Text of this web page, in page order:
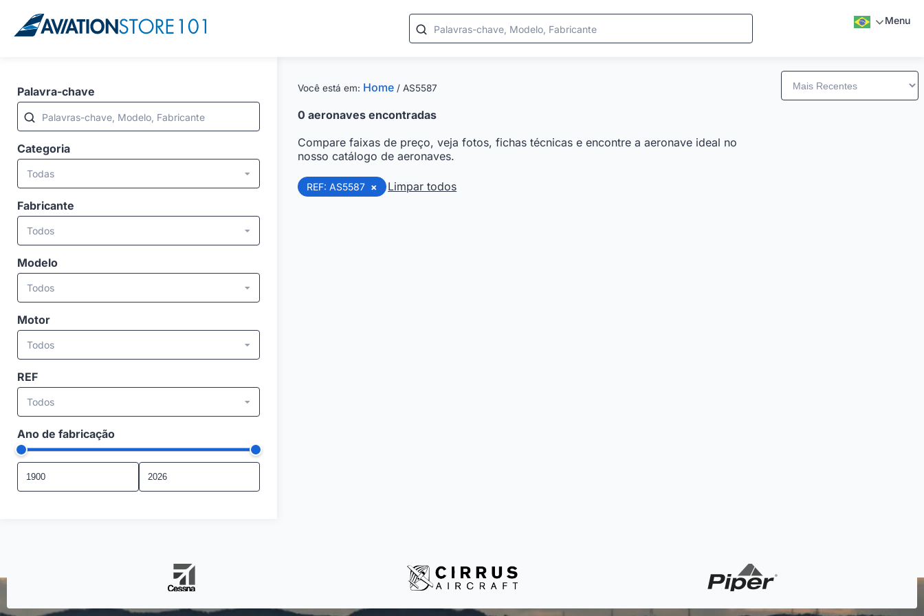
Palavras-chave, Modelo, Fabricante
Menu
Palavra-chave
Palavras-chave, Modelo, Fabricante
Categoria
Todas
Fabricante
Todos
Modelo
Todos
Motor
Todos
REF
Todos
Ano de fabricação
Você está em: Home /AS5587
0 aeronaves encontradas
Compare faixas de preço, veja fotos, fichas técnicas e encontre a aeronave ideal no
nosso catálogo de aeronaves.
REF: AS5587 × Limpar todos